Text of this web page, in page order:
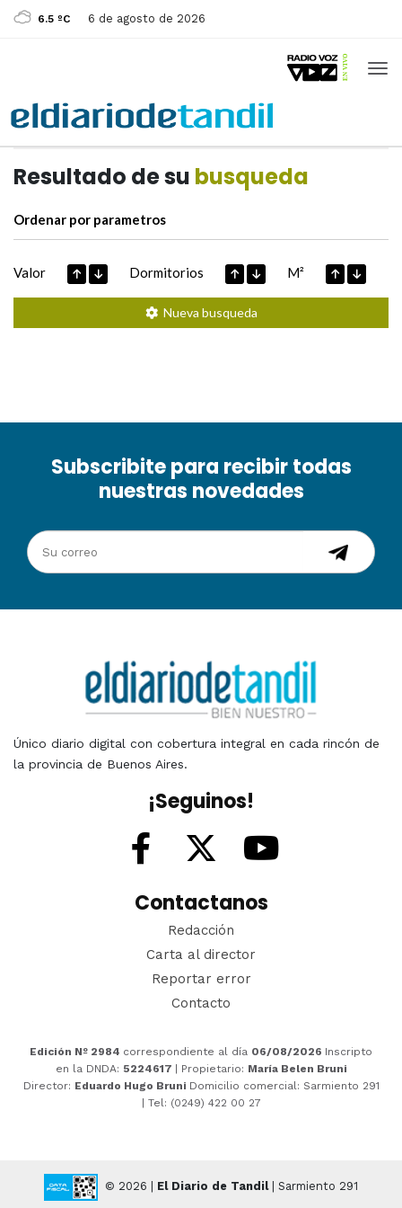
6.5 ºC 6 de agosto de 2026
Resultado de su busqueda
Ordenar por parametros
Valor Dormitorios M²
Nueva busqueda
Subscribite para recibir todas
nuestras novedades
Único diario digital con cobertura integral en cada rincón de
la provincia de Buenos Aires.
¡Seguinos!
Contactanos
Redacción
Carta al director
Reportar error
Contacto
Edición Nº 2984 correspondiente al día 06/08/2026 Inscripto
en la DNDA: 5224617 | Propietario: María Belen Bruni
Director: Eduardo Hugo Bruni Domicilio comercial: Sarmiento 291
| Tel: (0249) 422 00 27
© 2026 | El Diario de Tandil| Sarmiento 291